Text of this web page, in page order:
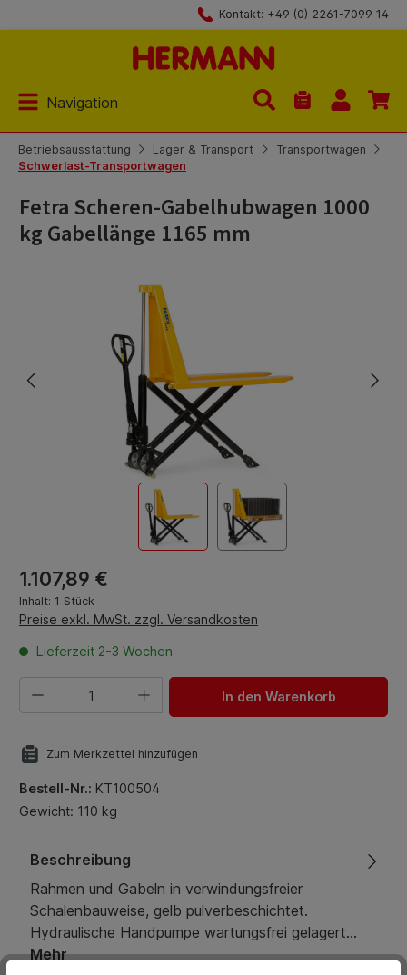
Kontakt: +49 (0) 2261-7099 14
Navigation
Du hast 0
Betriebsausstattung Lager & Transport
Transportwagen
Schwerlast-Transportwagen
Fetra Scheren-Gabelhubwagen 1000
kg Gabellänge 1165 mm
Bildergalerie überspringen
Regulärer Preis:
1.107,89 €
Inhalt: 1 Stück
Preise exkl. MwSt. zzgl. Versandkosten
Lieferzeit 2-3 Wochen
Produkt Anzahl: Gib den gewünschten Wert ein oder
In den Warenkorb
Zum Merkzettel hinzufügen
Bestell-Nr.: KT100504
Gewicht: 110 kg
Beschreibung
Rahmen und Gabeln in verwindungsfreier
Schalenbauweise, gelb pulverbeschichtet.
Hydraulische Handpumpe wartungsfrei gelagert…
Mehr